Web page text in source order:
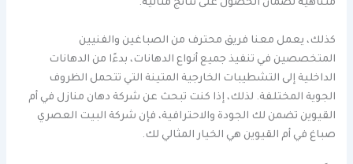
متناهية لضمان الحصول على نتائج مثالية.
كذلك، يعمل معنا فريق محترف من الصباغين والفنيين
المتخصصين في تنفيذ جميع أنواع الدهانات، بدءًا من الدهانات
الداخلية إلى التشطيبات الخارجية المتينة التي تتحمل الظروف
الجوية المختلفة. لذلك، إذا كنت تبحث عن شركة دهان منازل في أم
القيوين تضمن لك الجودة والاحترافية، فإن شركة البيت العصري
صباغ في أم القيوين هي الخيار المثالي لك.